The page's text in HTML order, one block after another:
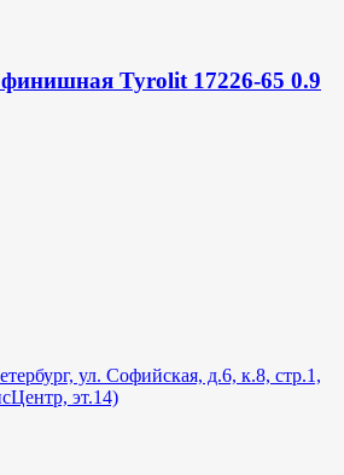
Tyrolit 17226-65 0.9
ул. Софийская, д.6, к.8, стр.1,
эт.14)